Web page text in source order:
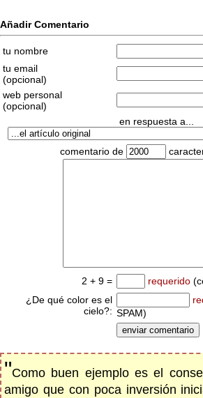
Añadir Comentario
tu nombre
tu email
(opcional)
web personal
(opcional)
en respuesta a...
comentario de
2 + 9 = requerido
¿De qué color es el
cielo?: SPAM)
"Como buen ejemplo es el
amigo que con poca inversión